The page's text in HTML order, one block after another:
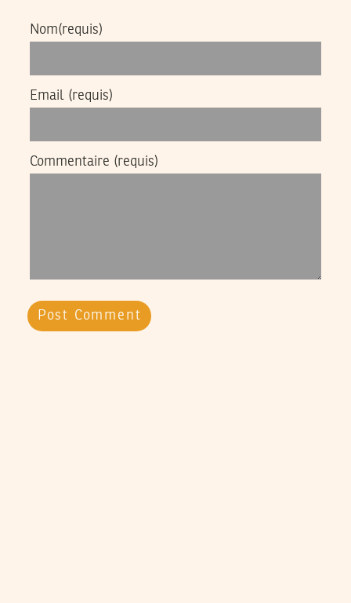
Nom(requis)
Email (requis)
Commentaire (requis)